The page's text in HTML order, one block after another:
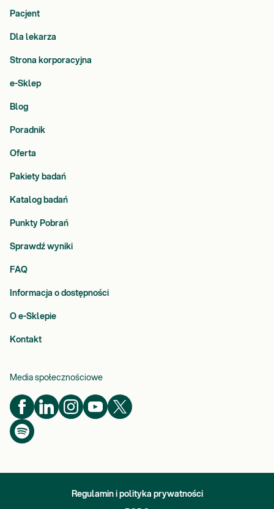
Pacjent
Dla lekarza
Strona korporacyjna
e-Sklep
Blog
Poradnik
Oferta
Pakiety badań
Katalog badań
Punkty Pobrań
Sprawdź wyniki
FAQ
Informacja o dostępności
O e-Sklepie
Kontakt
Media społecznościowe
Regulamin i polityka prywatności